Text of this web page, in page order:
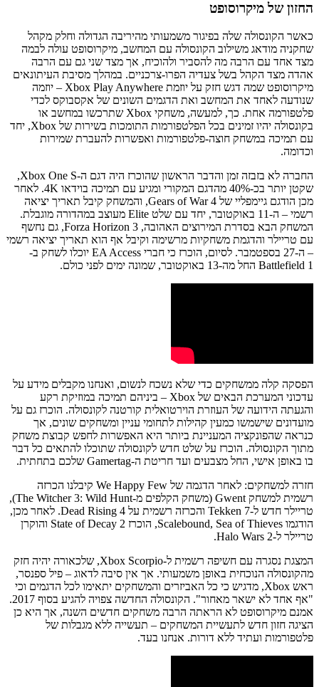
החזון של מיקרוסופט
כאשר הקונסולה שלה בפיגור משמעותי מהיריבה הגדולה וחלק מקהל
שחקניה מודאג משילוב הקונסולה עם המחשב, מיקרוסופט עולה לבמה
מצד אחד עם הרבה מה להסביר ולהוכיח, אך מצד שני גם עם הרבה
אהדה מצד הקהל בשל צעדיה הפרו-צרכניים. במהלך מסיבת העיתונאים
מיקרוסופט שמה דגש חזק על יוזמת Xbox Play Anywhere – יוזמה
שנודעה לאחד את המחשב ואת הדגמים השונים של אקסבוקס לכדי
פלטפורמה אחת. כך, למעשה, משחקי Xbox שתרכשו במחשב או
בקונסולה יהיו זמינים בכל הפלטפורמות התומכות בשירות של Xbox, יחד
עם תמיכה במשחק חוצה-פלטפורמות ואפשרות להעברת שמירות
וכדומה.
החברה לא בזבזה זמן והדבר הראשון שהוכרז היה דגם ה-Xbox One S,
שקטן יותר בכ-40% מהדגם המקורי ומגיע עם תמיכה בוידאו 4K. לאחר
מכן הודגם גיימפליי של Gears of War 4, והמשחק קיבל תאריך יציאה
רשמי – ה-11 באוקטובר, יחד עם שלט Elite מעוצב במהדורה מוגבלת.
המשחק הבא בסדרת המירוצים האהובה, Forza Horizon 3, גם נחשף
עם טריילר והדגמת משחקיות מרשימה וקיבל אף הוא תאריך יציאה רשמי
– ה-27 בספטמבר. לסיום, הוכרז כי חברי EA Access יוכלו לשחק ב-
Battlefield 1 החל מה-13 באוקטובר, שמונה ימים לפני כולם.
הפסקה קלה ממשחקים כדי שלא נשכח לנשום, ואנחנו מקבלים מידע על
עדכוני המערכת הבאים של Xbox – ביניהם תמיכה במוזיקת רקע
והגעתה הידועה של העוזרת הוירטואלית קורטנה לקונסולה. הוכרז גם על
מועדונים שישמשו כמעין קהילות לתחומי עניין ומשחקים שונים, אך
כנראה שהפונקציה המעניינת ביותר היא האפשרות לחפש קבוצת משחק
מתוך הקונסולה. הוכרז על שלט חדש לקונסולה שתוכלו להתאים כל דבר
בו באופן אישי, החל מצבעים ועד חריטת ה-Gamertag שלכם בתחתית.
חזרה למשחקים: לאחר הדגמה של We Happy Few קיבלנו הכרזה
רשמית למשחק Gwent (משחק הקלפים מ-The Witcher 3: Wild Hunt),
טריילר חדש ל-Tekken 7 והכרזה רשמית על Dead Rising 4. לאחר מכן,
הודגמו Scalebound, Sea of Thieves, הוכרז State of Decay 2 והוקרן
טריילר ל-Halo Wars 2.
המצגת נסגרה עם חשיפה רשמית ל-Xbox Scorpio, שלכאורה יהיה חזק
מהקונסולה הנוכחית באופן משמעותי. אך אין סיבה לדאוג – פיל ספנסר,
ראש Xbox, מדגיש כי כל האביזרים והמשחקים יתאימו לכל הדגמים וכי
"אף אחד לא ישאר מאחור". הקונסולה החדשה צפויה להגיע בסוף 2017.
אמנם מיקרוסופט לא הראתה הרבה משחקים חדשים השנה, אך היא כן
הציגה חזון חדש לתעשיית המשחקים – תעשייה ללא מגבלות של
פלטפורמות ועתיד ללא דורות. אנחנו בעד.